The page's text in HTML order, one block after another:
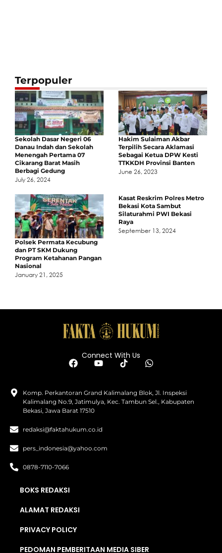
Terpopuler
Sekolah Dasar Negeri 06
Danau Indah dan Sekolah
Menengah Pertama 07
Cikarang Barat Masih
Berbagi Gedung
July 26, 2024
Hakim Sulaiman Akbar
Terpilih Secara Aklamasi
Sebagai Ketua DPW Kesti
TTKKDH Provinsi Banten
June 26, 2023
Polsek Permata Kecubung
dan PT SKM Dukung
Program Ketahanan Pangan
Nasional
January 21, 2025
Kasat Reskrim Polres Metro
Bekasi Kota Sambut
Silaturahmi PWI Bekasi
Raya
September 13, 2024
Connect With Us
Komp. Perkantoran Grand Kalimalang Blok, Jl. Inspeksi
Kalimalang No.9, Jatimulya, Kec. Tambun Sel., Kabupaten
Bekasi, Jawa Barat 17510
redaksi@faktahukum.co.id
pers_indonesia@yahoo.com
0878-7110-7066
BOKS REDAKSI
ALAMAT REDAKSI
PRIVACY POLICY
PEDOMAN PEMBERITAAN MEDIA SIBER